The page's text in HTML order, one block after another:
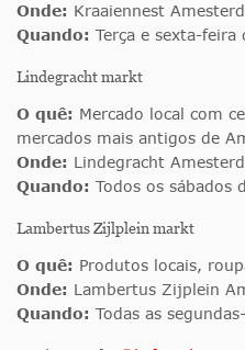
Onde: Kraaiennest
Quando: Terça e sexta-
Lindegracht markt
O quê: Mercado local com
mercados mais antigos de
Onde: Lindegracht
Quando: Todos os sábados
Lambertus Zijlplein markt
O quê: Produtos locais,
Onde: Lambertus Zijplein
Quando: Todas as